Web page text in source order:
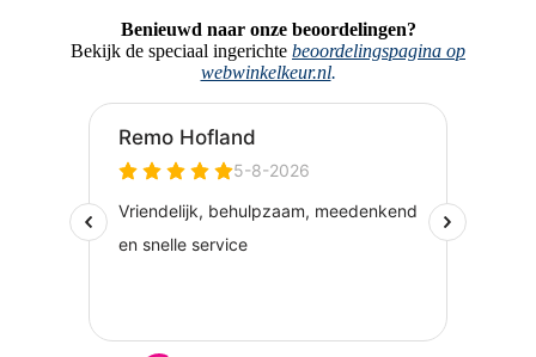
Benieuwd naar onze beoordelingen?
Bekijk de speciaal ingerichte beoordelingspagina op
webwinkelkeur.nl.